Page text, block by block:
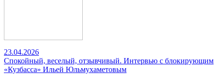
23.04.2026
Спокойный, веселый, отзывчивый. Интервью с блокирующим
«Кузбасса» Ильей Юльмухаметовым